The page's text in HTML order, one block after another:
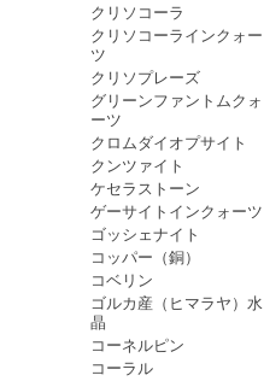
クリソコーラ
クリソコーラインクォー
ツ
クリソプレーズ
グリーンファントムクォ
ーツ
クロムダイオプサイト
クンツァイト
ケセラストーン
ゲーサイトインクォーツ
ゴッシェナイト
コッパー（銅）
コベリン
ゴルカ産（ヒマラヤ）水
晶
コーネルピン
コーラル